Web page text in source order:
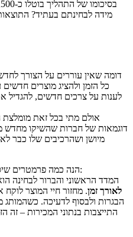
מידה לבחינתם בעתיד?
דומה שאין עוררים על הצורך
כל הזמן ולהציג מוצרים
לענות על צרכים חדשים, להגדיל
אולם מתי בכל זאת
דוגמאות של חברות שהשיקו מחדש
מיושן ושהרכיבים שלו כבר
הנה כמה פרמטרים שיסייעו להחליט על השקת מוצר מחדש:
המדד הראשוני והברור לבחינה
לאורך זמן. מחזור חיי המוצר
הבגרות ולבסוף לדעיכה.
התייצבות בנתוני המכירות –